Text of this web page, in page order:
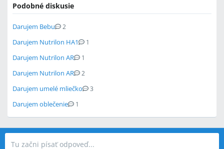
Podobné diskusie
Darujem Bebu 2
Darujem Nutrilon HA1 1
Darujem Nutrilon AR 1
Darujem Nutrilon AR 2
Darujem umelé mliečko 3
Darujem oblečenie 1